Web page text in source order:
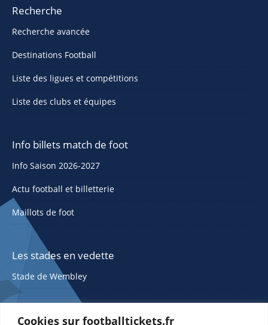
Cookies sur footballtickets.fr
Recherche
Recherche avancée
Destinations Football
Liste des ligues et compétitions
Liste des clubs et équipes
Info billets match de foot
Info Saison 2026-2027
Actu football et billetterie
Maillots de foot
Les stades en vedette
Stade de Wembley